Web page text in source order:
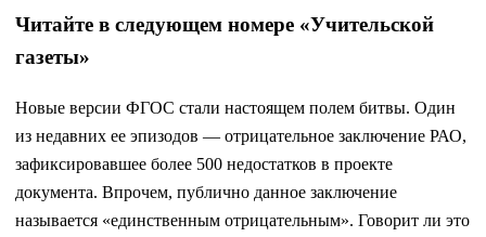
Читайте в следующем номере «Учительской
газеты»
Новые версии ФГОС стали настоящем полем битвы. Один
из недавних ее эпизодов — отрицательное заключение РАО,
зафиксировавшее более 500 недостатков в проекте
документа. Впрочем, публично данное заключение
называется «единственным отрицательным». Говорит ли это